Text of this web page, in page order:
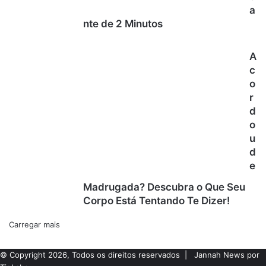
a
nte de 2 Minutos
A
c
o
r
d
o
u
d
e
Madrugada? Descubra o Que Seu
Corpo Está Tentando Te Dizer!
Carregar mais
© Copyright 2026, Todos os direitos reservados |
Jannah News por